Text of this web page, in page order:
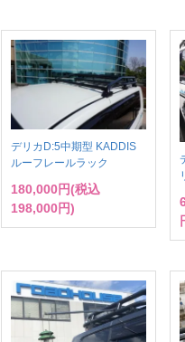
デリカD:5中期型 KADDIS
ルーフレールラック
180,000円(税込
198,000円)